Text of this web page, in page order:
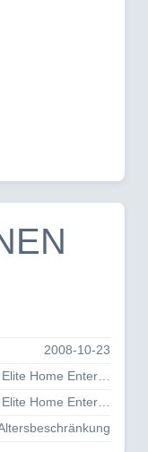
2008-10-23
Ascot Elite Home Entertainment GmbH
Ascot Elite Home Entertainment GmbH